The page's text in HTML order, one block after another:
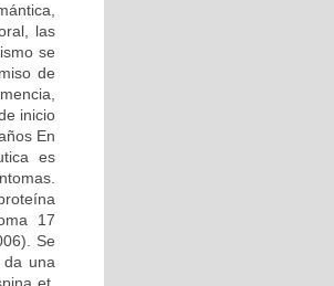
las
se
de
inicio
En
es
17
Se
da una